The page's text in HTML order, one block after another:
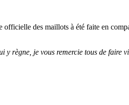
officielle des maillots à été faite en
y règne, je vous remercie tous de faire